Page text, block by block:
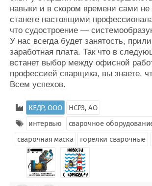
навыки и в скором времени сами не
станете настоящими
что судостроение —
У нас всегда будет занятость,
заработная плата. Так что в
встанет выбор между офисной
профессией сварщика, вы знаете,
Всем успехов.
КЕДР, ООО
НСРЗ, АО
интервью
сварочное
сварочная маска
горелки сварочные